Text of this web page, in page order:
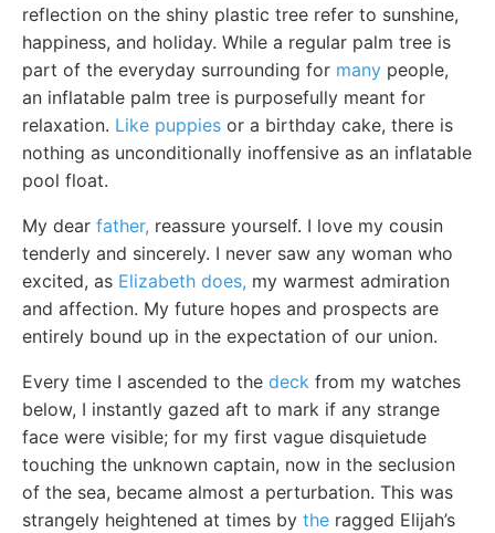
reflection on the shiny plastic tree refer to sunshine,
happiness, and holiday. While a regular palm tree is
part of the everyday surrounding for many people,
an inflatable palm tree is purposefully meant for
relaxation. Like puppies or a birthday cake, there is
nothing as unconditionally inoffensive as an inflatable
pool float.
My dear father, reassure yourself. I love my cousin
tenderly and sincerely. I never saw any woman who
excited, as Elizabeth does, my warmest admiration
and affection. My future hopes and prospects are
entirely bound up in the expectation of our union.
Every time I ascended to the deck from my watches
below, I instantly gazed aft to mark if any strange
face were visible; for my first vague disquietude
touching the unknown captain, now in the seclusion
of the sea, became almost a perturbation. This was
strangely heightened at times by the ragged Elijah’s